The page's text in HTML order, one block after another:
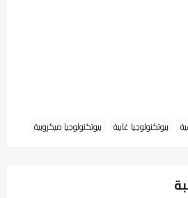
بيوتكنولوجيا غابية بيوتكنولوجيا ميكروبية